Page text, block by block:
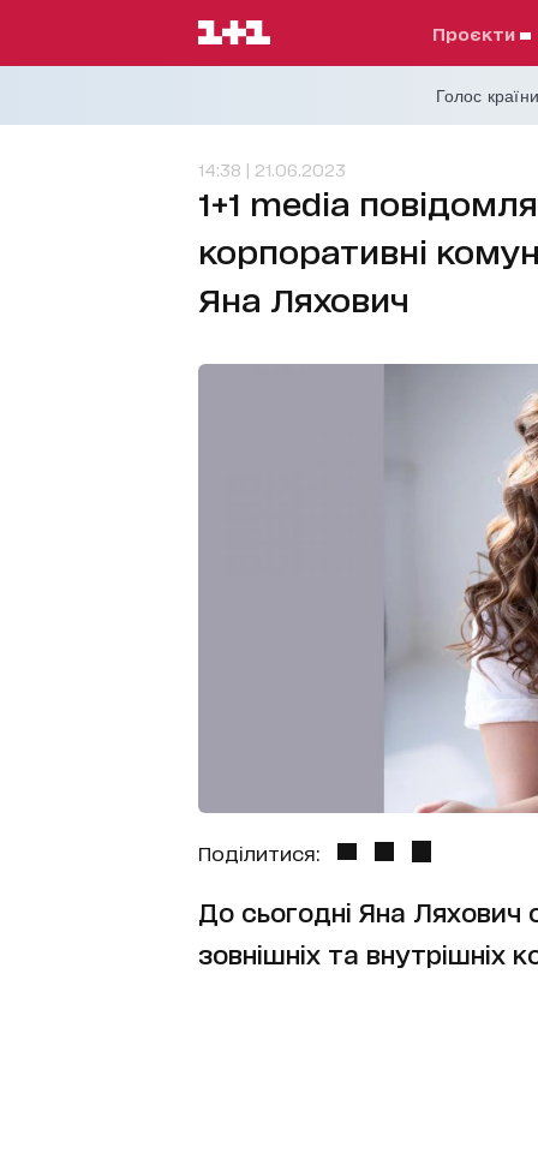
проєкти
Голос
14:38 | 21.06.2023
1+1 media
корпоративні
Яна Ляхович
Поділитися:
До сьогодні Яна Ляхович
зовнішніх та внутрішніх